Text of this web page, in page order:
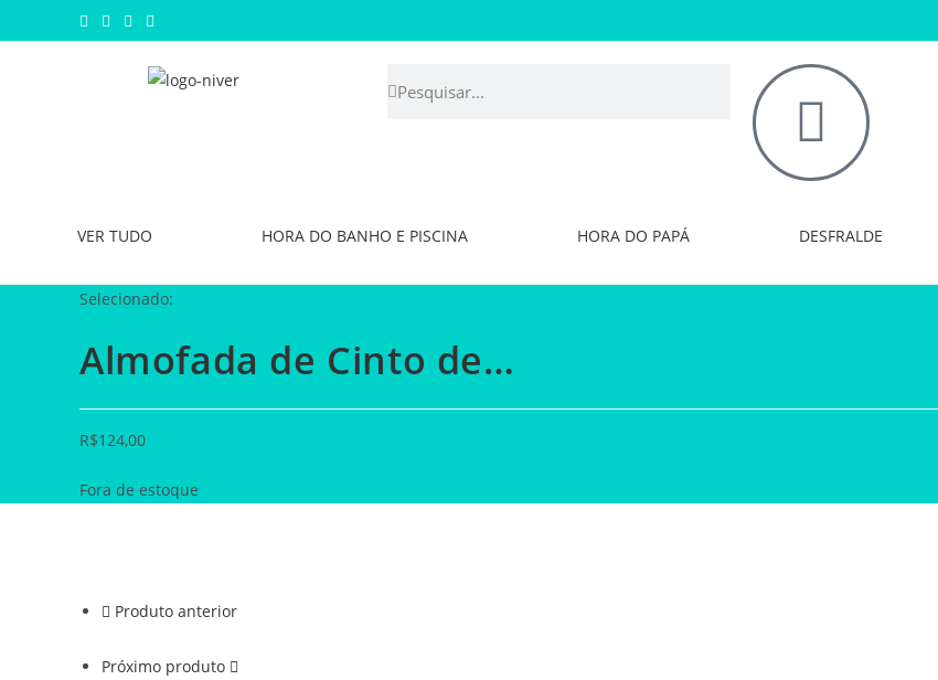
VER TUDO HORA DO BANHO E PISCINA HORA DO PAPÁ DESFRALDE
Selecionado:
Almofada de Cinto de…
R$124,00
Fora de estoque
Produto anterior
Próximo produto